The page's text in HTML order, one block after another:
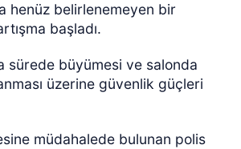
henüz belirlenemeyen bir
başladı.
sürede büyümesi ve salonda
üzerine güvenlik güçleri
müdahalede bulunan polis